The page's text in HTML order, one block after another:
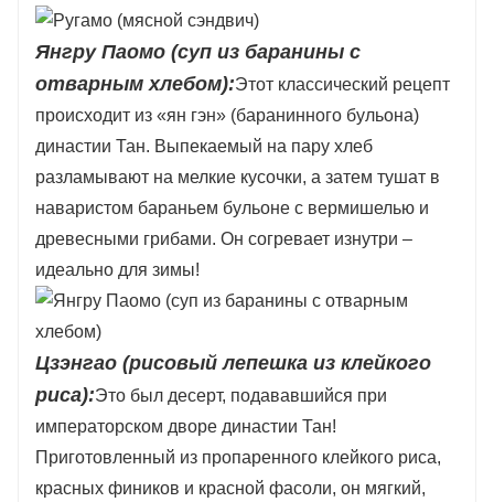
Янгру Паомо (суп из баранины с
отварным хлебом):Этот классический рецепт
происходит из «ян гэн» (баранинного бульона)
династии Тан. Выпекаемый на пару хлеб
разламывают на мелкие кусочки, а затем тушат в
наваристом бараньем бульоне с вермишелью и
древесными грибами. Он согревает изнутри –
идеально для зимы!
Цзэнгао (рисовый лепешка из клейкого
риса):Это был десерт, подававшийся при
императорском дворе династии Тан!
Приготовленный из пропаренного клейкого риса,
красных фиников и красной фасоли, он мягкий,